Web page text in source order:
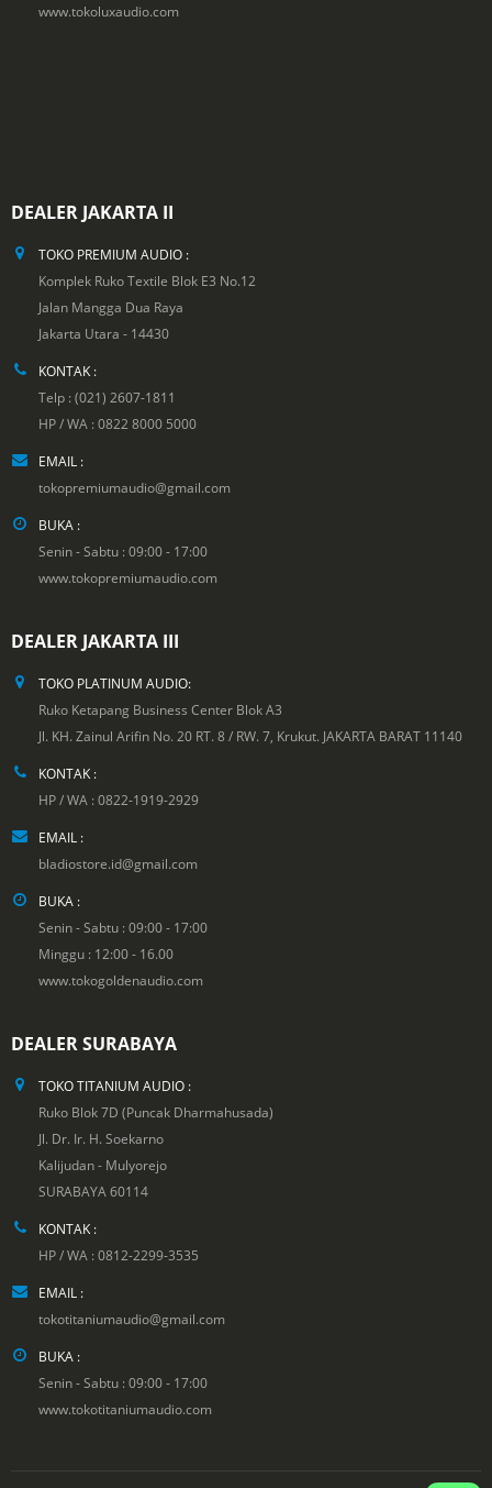
www.tokoluxaudio.com
DEALER JAKARTA II
TOKO PREMIUM AUDIO :
Komplek Ruko Textile Blok E3 No.12
Jalan Mangga Dua Raya
Jakarta Utara - 14430
KONTAK :
Telp : (021) 2607-1811
HP / WA : 0822 8000 5000
EMAIL :
tokopremiumaudio@gmail.com
BUKA :
Senin - Sabtu : 09:00 - 17:00
www.tokopremiumaudio.com
DEALER JAKARTA III
TOKO PLATINUM AUDIO:
Ruko Ketapang Business Center Blok A3
Jl. KH. Zainul Arifin No. 20 RT. 8 / RW. 7, Krukut. JAKARTA BARAT 11140
KONTAK :
HP / WA : 0822-1919-2929
EMAIL :
bladiostore.id@gmail.com
BUKA :
Senin - Sabtu : 09:00 - 17:00
Minggu : 12:00 - 16.00
www.tokogoldenaudio.com
DEALER SURABAYA
TOKO TITANIUM AUDIO :
Ruko Blok 7D (Puncak Dharmahusada)
Jl. Dr. Ir. H. Soekarno
Kalijudan - Mulyorejo
SURABAYA 60114
KONTAK :
HP / WA : 0812-2299-3535
EMAIL :
tokotitaniumaudio@gmail.com
BUKA :
Senin - Sabtu : 09:00 - 17:00
www.tokotitaniumaudio.com